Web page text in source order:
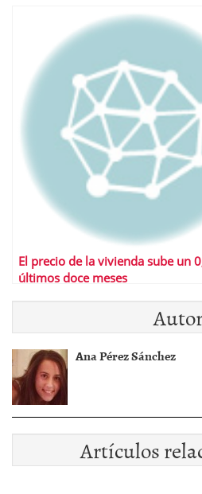
El precio de la vivienda sube un
últimos doce meses
Ana Pérez Sánchez
Artículos